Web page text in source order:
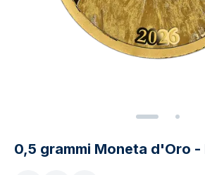
0,5 grammi Moneta d'Oro -